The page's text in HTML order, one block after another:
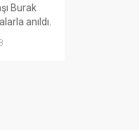
Burak
anıldı.
2016